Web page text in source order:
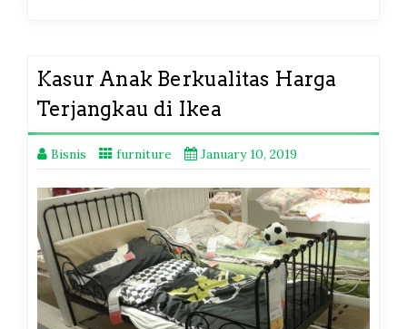
Kasur Anak Berkualitas Harga
Terjangkau di Ikea
Bisnis furniture January 10, 2019